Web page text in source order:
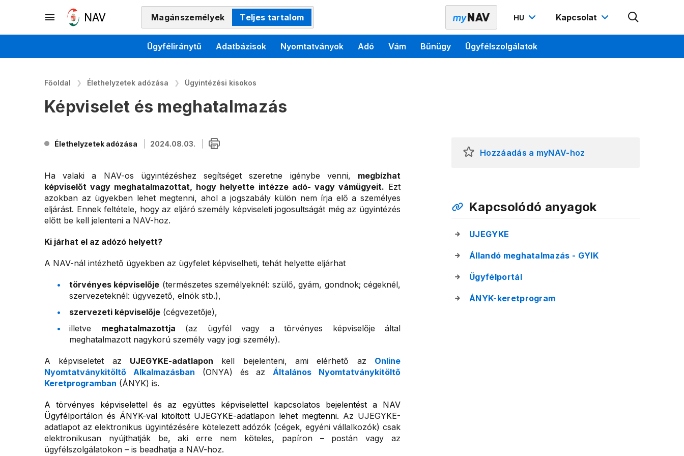
Magánszemélyek Teljes tartalom HU Kapcsolat
Ügyféliránytű Adatbázisok Nyomtatványok Adó Vám Bűnügy Ügyfélszolgálatok
Főoldal Élethelyzetek adózása Ügyintézési kisokos
Képviselet és meghatalmazás
Élethelyzetek adózása 2024.08.03.
Ha valaki a NAV-os ügyintézéshez segítséget szeretne igénybe venni, megbízhat
képviselőt vagy meghatalmazottat, hogy helyette intézze adó- vagy vámügyeit. Ezt
azokban az ügyekben lehet megtenni, ahol a jogszabály külön nem írja elő a személyes
eljárást. Ennek feltétele, hogy az eljáró személy képviseleti jogosultságát még az ügyintézés
előtt be kell jelenteni a NAV-hoz.
Ki járhat el az adózó helyett?
A NAV-nál intézhető ügyekben az ügyfelet képviselheti, tehát helyette eljárhat
törvényes képviselője (természetes személyeknél: szülő, gyám, gondnok; cégeknél,
szervezeteknél: ügyvezető, elnök stb.),
szervezeti képviselője (cégvezetője),
illetve meghatalmazottja (az ügyfél vagy a törvényes képviselője által
meghatalmazott nagykorú személy vagy jogi személy).
A képviseletet az UJEGYKE-adatlapon kell bejelenteni, ami elérhető az Online
Nyomtatványkitöltő Alkalmazásban (ONYA) és azÁltalános Nyomtatványkitöltő
Keretprogramban (ÁNYK) is.
A törvényes képviselettel és az együttes képviselettel kapcsolatos bejelentést a NAV
Ügyfélportálon és ÁNYK-val kitöltött UJEGYKE-adatlapon lehet megtenni. Az UJEGYKE-
adatlapot az elektronikus ügyintézésére kötelezett adózók (cégek, egyéni vállalkozók) csak
elektronikusan nyújthatják be, aki erre nem köteles, papíron – postán vagy az
ügyfélszolgálatokon – is beadhatja a NAV-hoz.
Hozzáadás a myNAV-hoz
Kapcsolódó anyagok
UJEGYKE
Állandó meghatalmazás - GYIK
Ügyfélportál
ÁNYK-keretprogram